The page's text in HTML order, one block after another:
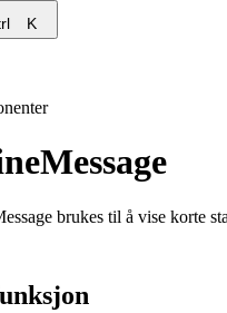
K
brukes til å vise korte